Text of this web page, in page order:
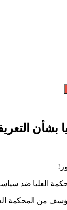
بشأن
العليا ضد
من المحكمة